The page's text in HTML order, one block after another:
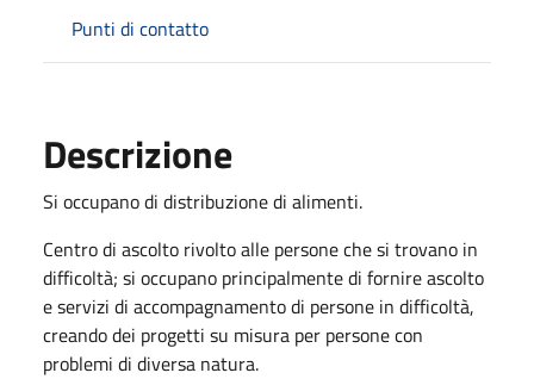
Punti di contatto
Descrizione
Si occupano di distribuzione di alimenti.
Centro di ascolto rivolto alle persone che si trovano in
difficoltà; si occupano principalmente di fornire ascolto
e servizi di accompagnamento di persone in difficoltà,
creando dei progetti su misura per persone con
problemi di diversa natura.